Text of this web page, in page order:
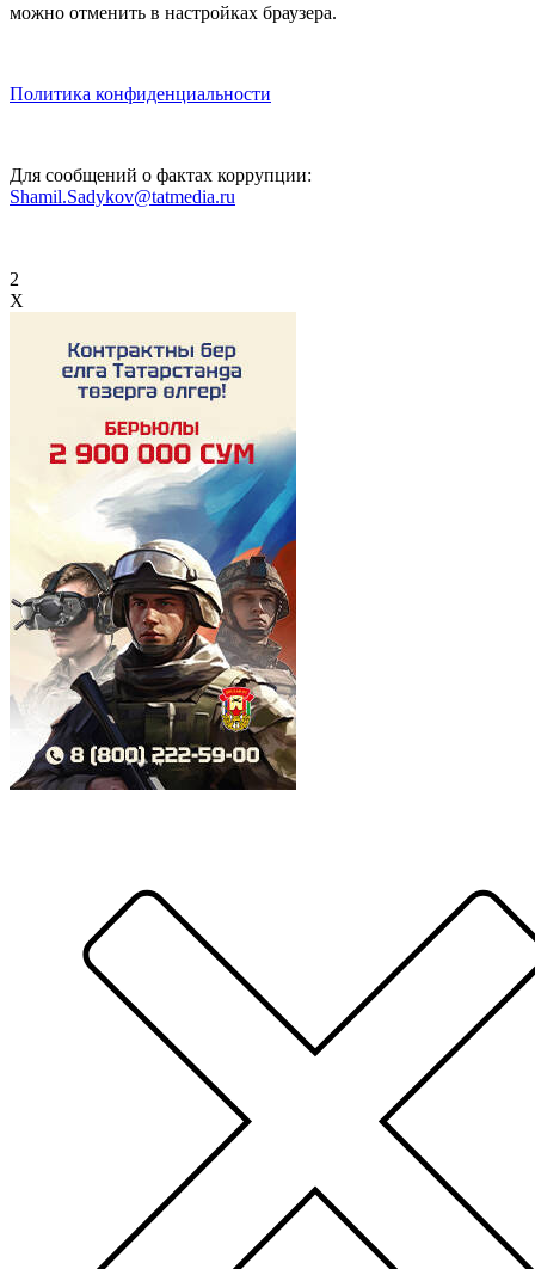
можно отменить в настройках браузера.
Политика конфиденциальности
Для сообщений о фактах коррупции:
Shamil.Sadykov@tatmedia.ru
2
X